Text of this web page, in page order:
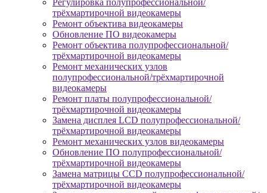
Регулировка полупрофессиональной/
трёхмартирочной видеокамеры
Ремонт объектива видеокамеры
Обновление ПО видеокамеры
Ремонт объектива полупрофессиональной/
трёхмартирочной видеокамеры
Ремонт механических узлов
полупрофессиональной/трёхмартирочной
видеокамеры
Ремонт платы полупрофессиональной/
трёхмартирочной видеокамеры
Замена дисплея LCD полупрофессиональной/
трёхмартирочной видеокамеры
Ремонт механических узлов видеокамеры
Обновление ПО полупрофессиональной/
трёхмартирочной видеокамеры
Замена матрицы CCD полупрофессиональной/
трёхмартирочной видеокамеры